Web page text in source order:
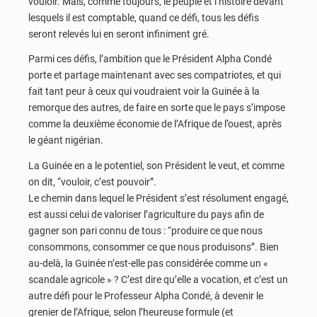
lesquels il est comptable, quand ce défi, tous les défis
seront relevés lui en seront infiniment gré.
Parmi ces défis, l’ambition que le Président Alpha Condé
porte et partage maintenant avec ses compatriotes, et qui
fait tant peur à ceux qui voudraient voir la Guinée à la
remorque des autres, de faire en sorte que le pays s’impose
comme la deuxième économie de l’Afrique de l’ouest, après
le géant nigérian.
La Guinée en a le potentiel, son Président le veut, et comme
on dit, “vouloir, c’est pouvoir”.
Le chemin dans lequel le Président s’est résolument engagé,
est aussi celui de valoriser l’agriculture du pays afin de
gagner son pari connu de tous : “produire ce que nous
consommons, consommer ce que nous produisons”. Bien
au-delà, la Guinée n’est-elle pas considérée comme un «
scandale agricole » ? C’est dire qu’elle a vocation, et c’est un
autre défi pour le Professeur Alpha Condé, à devenir le
grenier de l’Afrique, selon l’heureuse formule (et